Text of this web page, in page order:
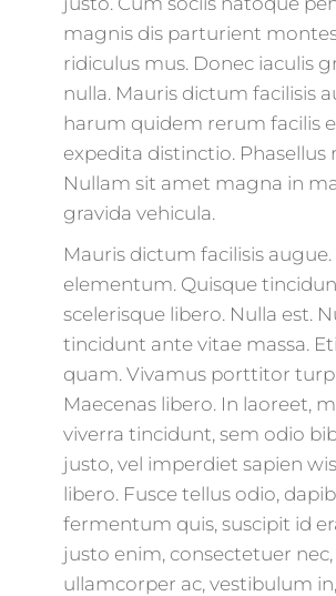
magnis dis parturient
ridiculus mus. Donec iaculis
nulla. Mauris dictum facilisis
harum quidem rerum facilis
expedita distinctio. Phasellus
Nullam sit amet magna in
gravida vehicula.
Mauris dictum facilisis augue.
elementum. Quisque
scelerisque libero. Nulla est.
tincidunt ante vitae massa.
quam. Vivamus porttitor
Maecenas libero. In laoreet,
viverra tincidunt, sem odio
justo, vel imperdiet sapien
libero. Fusce tellus odio,
fermentum quis, suscipit id
justo enim, consectetuer nec,
ullamcorper ac, vestibulum